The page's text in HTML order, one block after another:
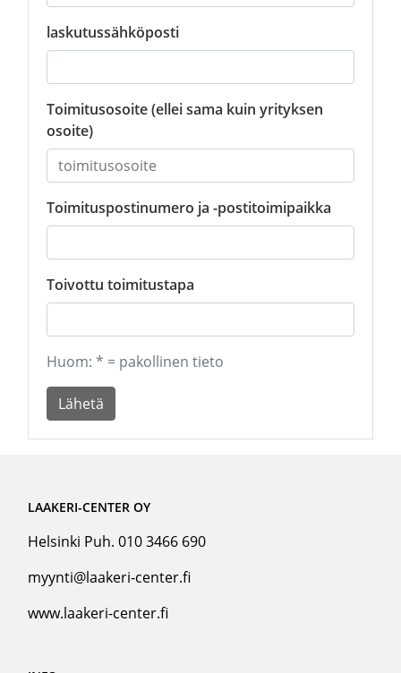
laskutussähköposti
Toimitusosoite (ellei sama kuin yrityksen
osoite)
Toimituspostinumero ja -postitoimipaikka
Toivottu toimitustapa
Huom: * = pakollinen tieto
Lähetä
LAAKERI-CENTER OY
Helsinki Puh. 010 3466 690
myynti@laakeri-center.fi
www.laakeri-center.fi